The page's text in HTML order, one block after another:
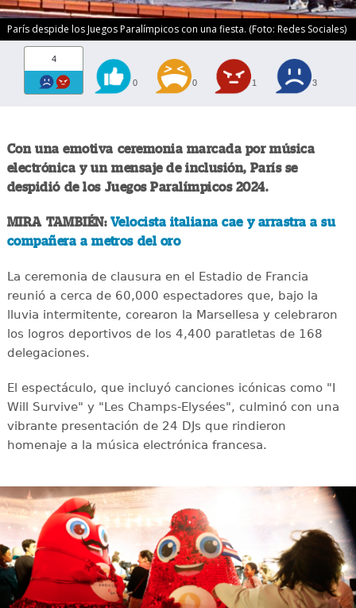
París despide los Juegos Paralímpicos con una fiesta. (Foto: Redes Sociales)
4
0 0 1 3
Con una emotiva ceremonia marcada por música
electrónica y un mensaje de inclusión, París se
despidió de los Juegos Paralímpicos 2024.
MIRA TAMBIÉN:Velocista italiana cae y arrastra a su
compañera a metros del oro
La ceremonia de clausura en el Estadio de Francia
reunió a cerca de 60,000 espectadores que, bajo la
lluvia intermitente, corearon la Marsellesa y celebraron
los logros deportivos de los 4,400 paratletas de 168
delegaciones.
El espectáculo, que incluyó canciones icónicas como "I
Will Survive" y "Les Champs-Elysées", culminó con una
vibrante presentación de 24 DJs que rindieron
homenaje a la música electrónica francesa.